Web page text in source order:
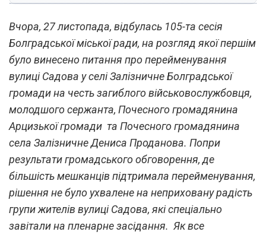
Вчора, 27 листопада, відбулась 105-та сесія
Болградської міської ради, на розгляд якої першім
було винесено питання про перейменування
вулиці Садова у селі Залізничне Болградської
громади на честь загиблого військовослужбовця,
молодшого сержанта, Почесного громадянина
Арцизької громади та Почесного громадянина
села Залізничне Дениса Проданова. Попри
результати громадського обговорення, де
більшість мешканців підтримала перейменування,
рішення не було ухвалене на неприховану радість
групи жителів вулиці Садова, які спеціально
завітали на пленарне засідання. Як все